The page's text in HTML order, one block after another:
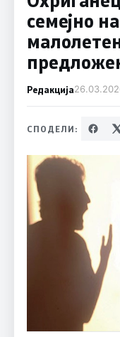
семејно
Редакција
СПОДЕЛИ: